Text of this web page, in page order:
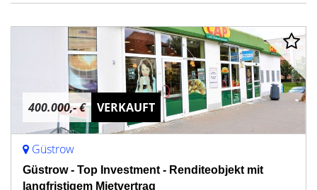
400.000,- € VERKAUFT
Güstrow
Güstrow - Top Investment - Renditeobjekt mit
langfristigem Mietvertrag